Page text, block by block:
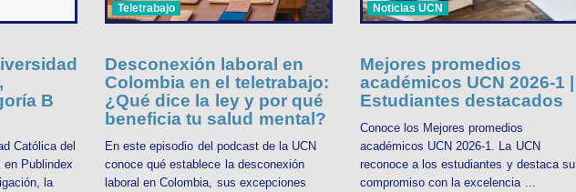
B
Católica del
Publindex
la
Teletrabajo
Desconexión laboral en
Colombia en el teletrabajo:
¿Qué dice la ley y por qué
beneficia tu salud mental?
En este episodio del podcast de la UCN
conoce qué establece la desconexión
laboral en Colombia, sus excepciones
Noticias UCN
Mejores promedios
académicos UCN 2026-1 |
Estudiantes destacados
Conoce los Mejores promedios
académicos UCN 2026-1. La UCN
reconoce a los estudiantes y destaca su
compromiso con la excelencia ...